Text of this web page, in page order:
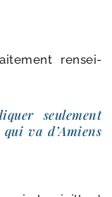
ren­sei­
seule­ment
va d’Amiens